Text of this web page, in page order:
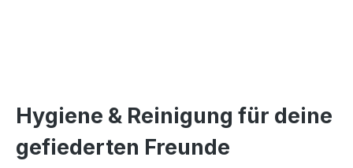
Hygiene & Reinigung für deine
gefiederten Freunde